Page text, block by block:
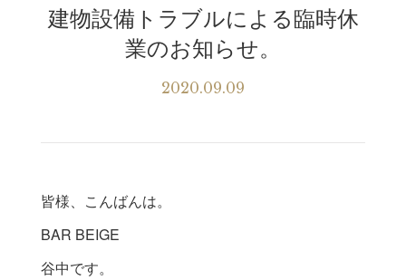
建物設備トラブルによる臨時休
業のお知らせ。
2020.09.09
皆様、こんばんは。
BAR BEIGE
谷中です。